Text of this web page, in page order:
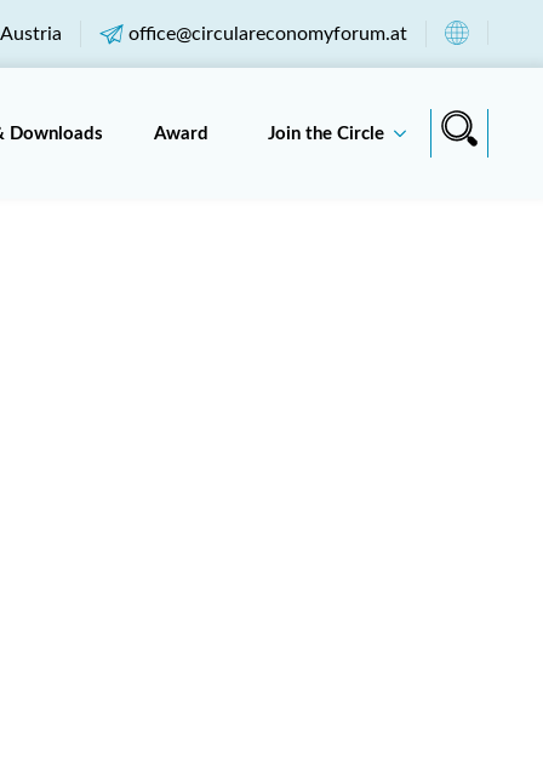
office@circulareconomyforum.at
Downloads Award Join the Circle